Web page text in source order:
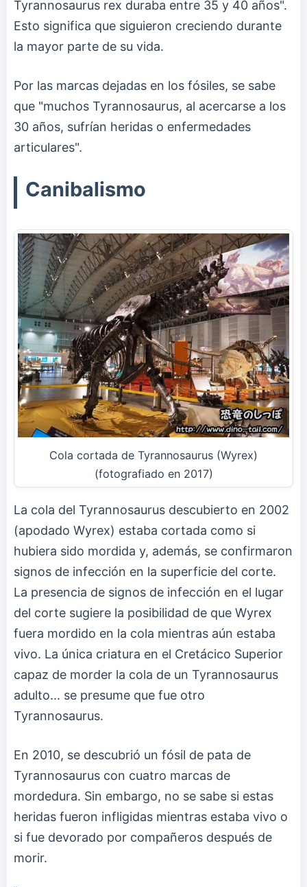
Tyrannosaurus rex duraba entre 35 y 40 años".
Esto significa que siguieron creciendo durante
la mayor parte de su vida.
Por las marcas dejadas en los fósiles, se sabe
que "muchos Tyrannosaurus, al acercarse a los
30 años, sufrían heridas o enfermedades
articulares".
Canibalismo
Cola cortada de Tyrannosaurus (Wyrex)
(fotografiado en 2017)
La cola del Tyrannosaurus descubierto en 2002
(apodado Wyrex) estaba cortada como si
hubiera sido mordida y, además, se confirmaron
signos de infección en la superficie del corte.
La presencia de signos de infección en el lugar
del corte sugiere la posibilidad de que Wyrex
fuera mordido en la cola mientras aún estaba
vivo. La única criatura en el Cretácico Superior
capaz de morder la cola de un Tyrannosaurus
adulto... se presume que fue otro
Tyrannosaurus.
En 2010, se descubrió un fósil de pata de
Tyrannosaurus con cuatro marcas de
mordedura. Sin embargo, no se sabe si estas
heridas fueron infligidas mientras estaba vivo o
si fue devorado por compañeros después de
morir.